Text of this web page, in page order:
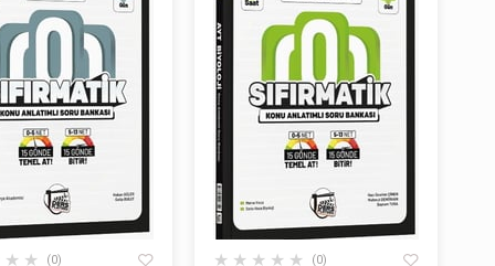
★ ★ 0 ★ ★ ★ ★ ★ 0